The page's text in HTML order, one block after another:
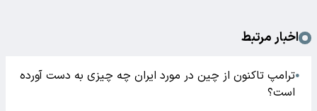
اخبار مرتبط
●ترامپ تاکنون از چین در مورد ایران چه چیزی به دست آورده
است؟